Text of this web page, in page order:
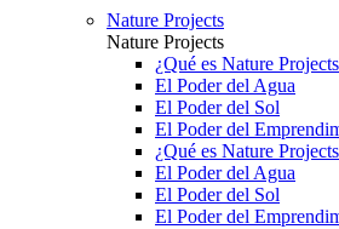
Nature Projects
Nature Projects
¿Qué es Nature
El Poder del Agua
El Poder del Sol
El Poder del
¿Qué es Nature
El Poder del Agua
El Poder del Sol
El Poder del